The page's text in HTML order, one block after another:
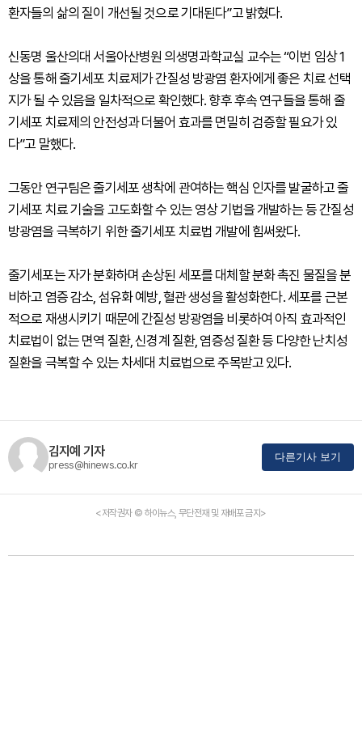
환자들의 삶의 질이 개선될 것으로 기대된다”고 밝혔다.
신동명 울산의대 서울아산병원 의생명과학교실 교수는 “이번 임상 1
상을 통해 줄기세포 치료제가 간질성 방광염 환자에게 좋은 치료 선택
지가 될 수 있음을 일차적으로 확인했다. 향후 후속 연구들을 통해 줄
기세포 치료제의 안전성과 더불어 효과를 면밀히 검증할 필요가 있
다”고 말했다.
그동안 연구팀은 줄기세포 생착에 관여하는 핵심 인자를 발굴하고 줄
기세포 치료 기술을 고도화할 수 있는 영상 기법을 개발하는 등 간질성
방광염을 극복하기 위한 줄기세포 치료법 개발에 힘써왔다.
줄기세포는 자가 분화하며 손상된 세포를 대체할 분화 촉진 물질을 분
비하고 염증 감소, 섬유화 예방, 혈관 생성을 활성화한다. 세포를 근본
적으로 재생시키기 때문에 간질성 방광염을 비롯하여 아직 효과적인
치료법이 없는 면역 질환, 신경계 질환, 염증성 질환 등 다양한 난치성
질환을 극복할 수 있는 차세대 치료법으로 주목받고 있다.
김지예 기자
press@hinews.co.kr
다른기사 보기
<저작권자 © 하이뉴스, 무단전재 및 재배포 금지>